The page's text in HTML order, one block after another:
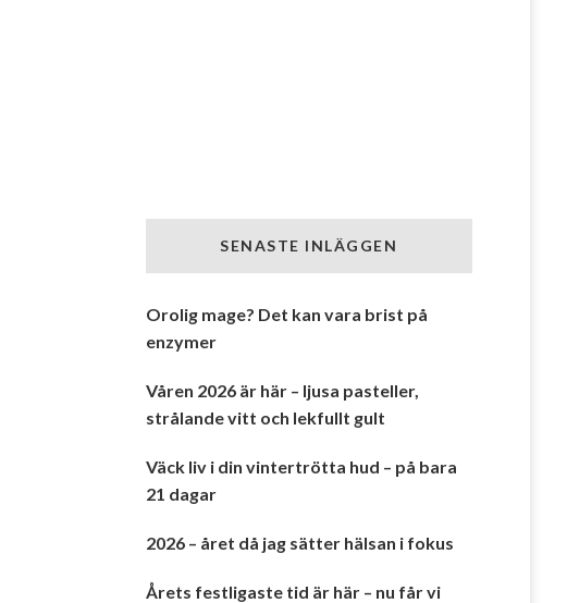
SENASTE INLÄGGEN
Orolig mage? Det kan vara brist på
enzymer
Våren 2026 är här – ljusa pasteller,
strålande vitt och lekfullt gult
Väck liv i din vintertrötta hud – på bara
21 dagar
2026 – året då jag sätter hälsan i fokus
Årets festligaste tid är här – nu får vi